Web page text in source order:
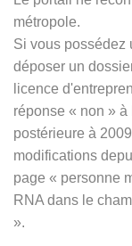
métropole.
Si vous possédez
déposer un
licence
réponse « non » à
postérieure à
modifications
page « personne
RNA dans le
».